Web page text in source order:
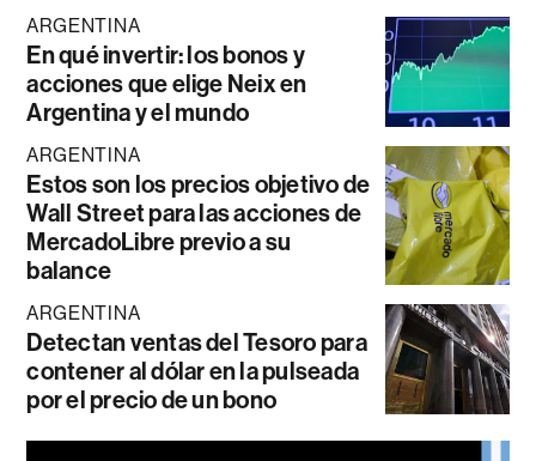
ARGENTINA
En qué invertir: los bonos y
acciones que elige Neix en
Argentina y el mundo
ARGENTINA
Estos son los precios objetivo de
Wall Street para las acciones de
MercadoLibre previo a su
balance
ARGENTINA
Detectan ventas del Tesoro para
contener al dólar en la pulseada
por el precio de un bono